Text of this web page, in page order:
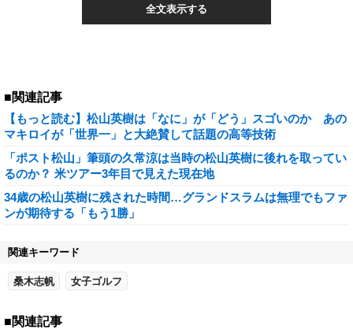
全文表示する
■関連記事
【もっと読む】松山英樹は「なに」が「どう」スゴいのか あの
マキロイが「世界一」と大絶賛して話題の高等技術
「ポスト松山」筆頭の久常涼は当時の松山英樹に後れを取ってい
るのか？ 米ツアー3年目で見えた現在地
34歳の松山英樹に残された時間…グランドスラムは無理でもファ
ンが期待する「もう1勝」
関連キーワード
桑木志帆 女子ゴルフ
■関連記事